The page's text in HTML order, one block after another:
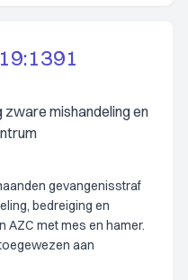
mishandeling en
gevangenisstraf
bedreiging en
AZC met mes en hamer.
aan